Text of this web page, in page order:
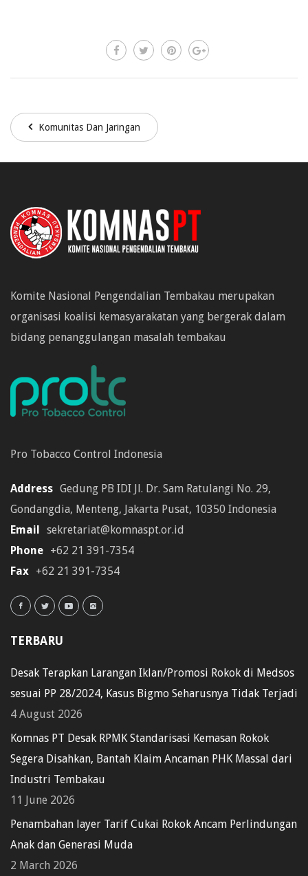
Komunitas Dan Jaringan
Komite Nasional Pengendalian Tembakau merupakan
organisasi koalisi kemasyarakatan yang bergerak dalam
bidang penanggulangan masalah tembakau
Pro Tobacco Control Indonesia
Address Gedung PB IDI Jl. Dr. Sam Ratulangi No. 29,
Gondangdia, Menteng, Jakarta Pusat, 10350 Indonesia
Email sekretariat@komnaspt.or.id
Phone +62 21 391-7354
Fax +62 21 391-7354
TERBARU
Desak Terapkan Larangan Iklan/Promosi Rokok di Medsos
sesuai PP 28/2024, Kasus Bigmo Seharusnya Tidak Terjadi
4 August 2026
Komnas PT Desak RPMK Standarisasi Kemasan Rokok
Segera Disahkan, Bantah Klaim Ancaman PHK Massal dari
Industri Tembakau
11 June 2026
Penambahan layer Tarif Cukai Rokok Ancam Perlindungan
Anak dan Generasi Muda
2 March 2026